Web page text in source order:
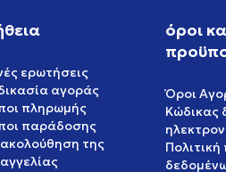
ερωτήσεις
αγοράς
πληρωμής
παράδοσης
της
όροι
Όροι
Κώδικας